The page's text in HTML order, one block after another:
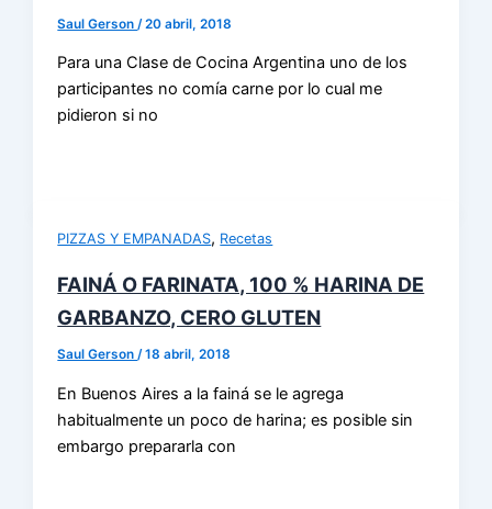
Saul Gerson /20 abril, 2018
Para una Clase de Cocina Argentina uno de los
participantes no comía carne por lo cual me
pidieron si no
PIZZAS Y EMPANADAS, Recetas
FAINÁ O FARINATA, 100 % HARINA DE
GARBANZO, CERO GLUTEN
Saul Gerson/18 abril, 2018
En Buenos Aires a la fainá se le agrega
habitualmente un poco de harina; es posible sin
embargo prepararla con